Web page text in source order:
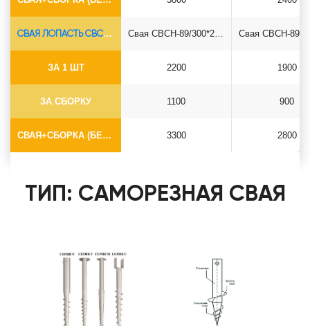
СВАЯ ЛОПАСТЬ СВСН-Ø89*6.5
ЗА 1 ШТ
ЗА СБОРКУ
СВАЯ+СБОРКА (БЕЗ ОГОЛОВКА)
2200
1100
3300
1900
900
2800
ТИП: САМОРЕЗНАЯ СВАЯ